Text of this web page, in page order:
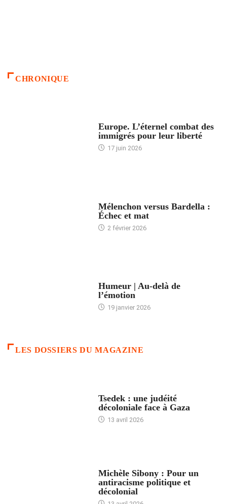
CHRONIQUE
Europe. L’éternel combat des
immigrés pour leur liberté
17 juin 2026
Mélenchon versus Bardella :
Échec et mat
2 février 2026
Humeur | Au-delà de
l’émotion
19 janvier 2026
LES DOSSIERS DU MAGAZINE
Tsedek : une judéité
décoloniale face à Gaza
13 avril 2026
Michèle Sibony : Pour un
antiracisme politique et
décolonial